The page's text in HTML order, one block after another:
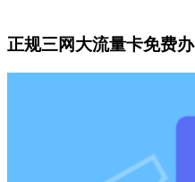
正规三网大流量卡免费办